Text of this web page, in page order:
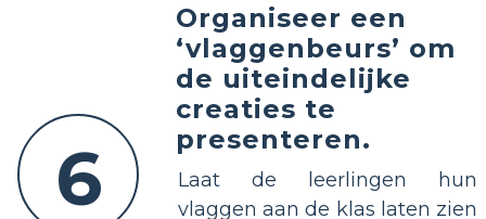
6
Organiseer een
‘vlaggenbeurs’ om
de uiteindelijke
creaties te
presenteren.
Laat de leerlingen hun
vlaggen aan de klas laten zien